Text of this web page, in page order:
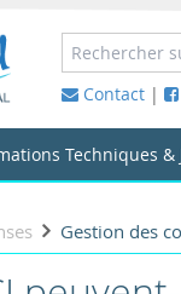
Contact |
Techniques &
Gestion des